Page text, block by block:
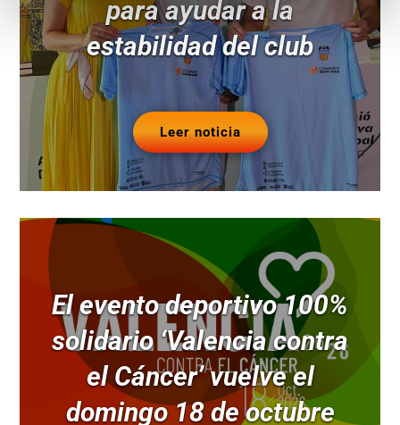
para ayudar a la
estabilidad del club
Leer noticia
El evento deportivo 100%
solidario ‘Valencia contra
el Cáncer’ vuelve el
domingo 18 de octubre